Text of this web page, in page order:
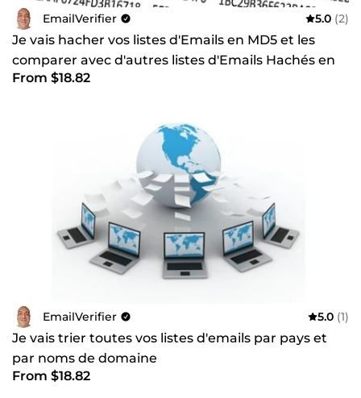
EmailVerifier 5.0 (2)
Je vais hacher vos listes d'Emails en MD5 et les
comparer avec d'autres listes d'Emails Hachés en
MD5
From $18.82
EmailVerifier 5.0 (1)
Je vais trier toutes vos listes d'emails par pays et
par noms de domaine
From $18.82